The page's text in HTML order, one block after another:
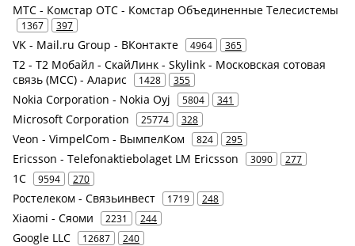
МТС - Комстар ОТС - Комстар Объединенные Телесистемы
1367 397
VK - Mail.ru Group - ВКонтакте 4964 365
Т2 - Т2 Мобайл - СкайЛинк - Skylink - Московская сотовая
связь (МСС) - Аларис
1428 355
Nokia Corporation - Nokia Oyj 5804 341
Microsoft Corporation 25774 328
Veon - VimpelCom - ВымпелКом 824 295
Ericsson - Telefonaktiebolaget LM Ericsson 3090 277
1С 9594 270
Ростелеком - Связьинвест 1719 248
Xiaomi - Сяоми 2231 244
Google LLC 12687 240